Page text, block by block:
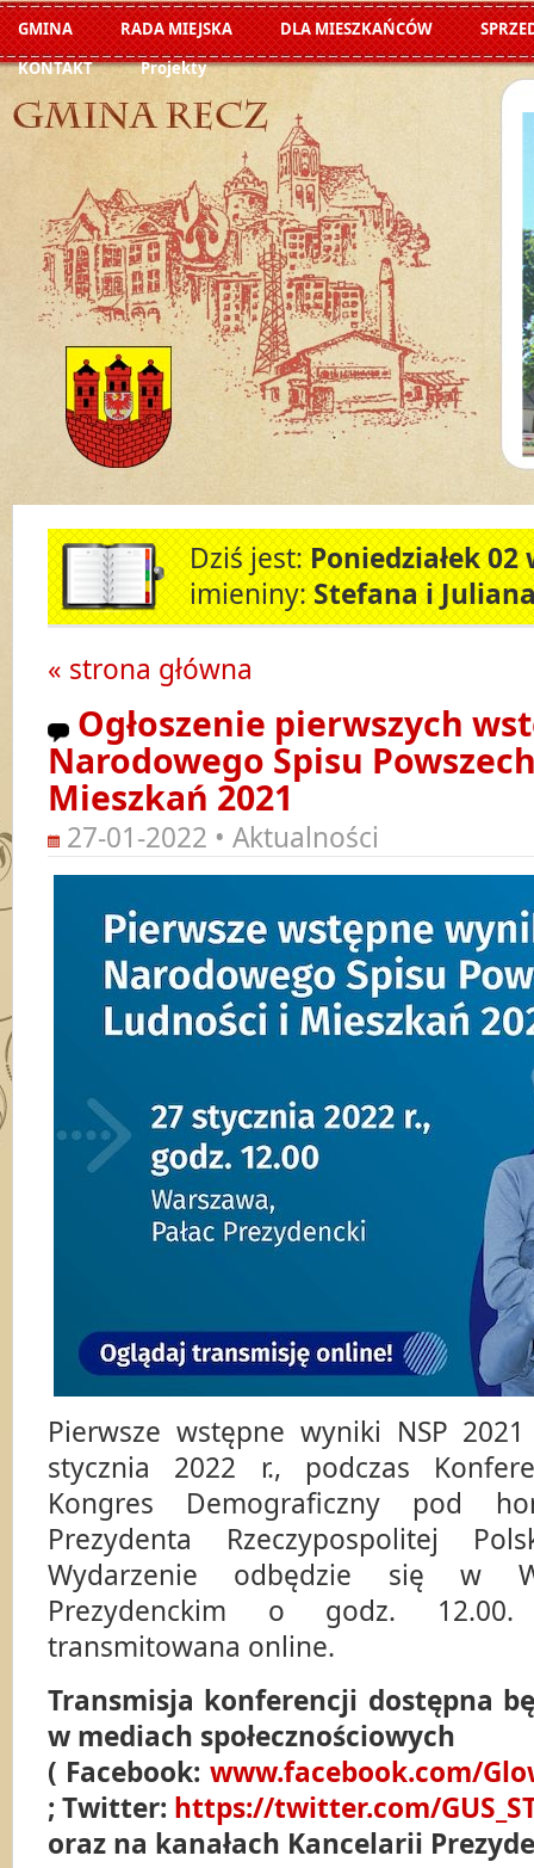
GMINA RADA MIEJSKA DLA MIESZKAŃCÓW
KONTAKT
Projekty
Dziś jest:Poniedziałek 02
imieniny:Stefana i
« strona główna
Ogłoszenie pierwszych
Narodowego Spisu
Mieszkań 2021
27-01-2022 • Aktualności
Pierwsze wstępne wyniki NSP
stycznia 2022 r., podczas
Kongres Demograficzny pod
Prezydenta Rzeczypospolitej
Wydarzenie odbędzie się w
Prezydenckim o godz. 12.00.
transmitowana online.
Transmisja konferencji dostępna
w mediach społecznościowych
( Facebook: www.facebook.com/
; Twitter: https://twitter.com/
oraz na kanałach Kancelarii